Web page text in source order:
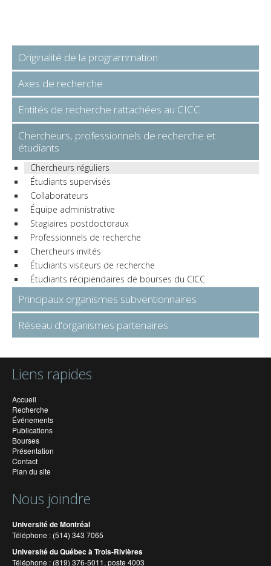
Originalité de la programmation
Axes de recherche
Entités de recherche rattachées au CICC
Chercheurs, professionnels de recherche et
étudiants
Chercheurs réguliers
Étudiants supervisés
Collaborateurs
Équipe administrative
Stagiaires postdoctoraux
Professionnels de recherche
Chercheurs invités
Étudiants visiteurs de recherche
Étudiants récipiendaires de bourses du CICC
Principaux organismes subventionnaires
Réseau d'organismes partenaires
Liens rapides
Accueil
Recherche
Événements
Publications
Bourses
Présentation
Contact
Plan du site
Nous joindre
Université de Montréal
Téléphone : (514) 343 7065
Université du Québec à Trois-Rivières
Téléphone : (819) 376-5011, poste 4003